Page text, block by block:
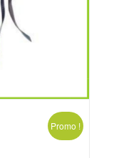
Promo !